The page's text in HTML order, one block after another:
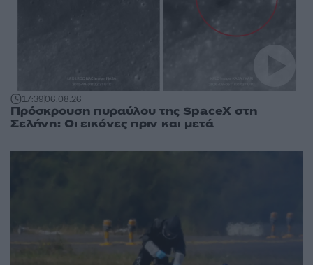
17:3906.08.26
Πρόσκρουση πυραύλου της SpaceX στη
Σελήνη: Οι εικόνες πριν και μετά